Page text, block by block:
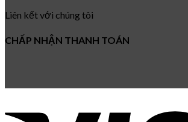
Liên kết với chúng tôi
CHẤP NHẬN THANH TOÁN